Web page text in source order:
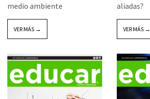
medio ambiente
VER MÁS →
aliadas?
VER MÁS →